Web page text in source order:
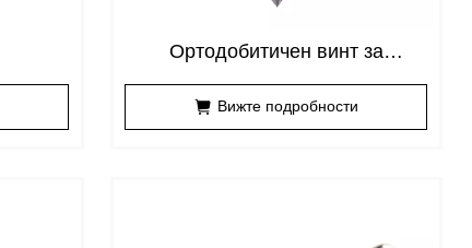
Ортодобитичен винт за
закрепване
Вижте подробности